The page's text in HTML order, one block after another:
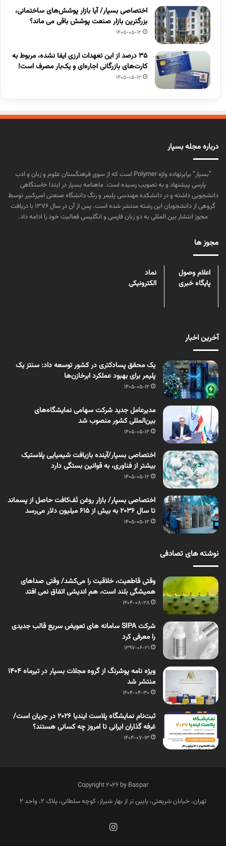
اختصاصی بسپار/ آیا بازار پوشش‌های ساختمانی،
بزرگترین بازار صنعت پوشش باقی می ماند؟
1405-05-12
۳۵ درصد از این تعهدات ارزی ایفا نشده، مربوط به
کارت‌های بازرگانی اجاره‌ای و یک‌بار مصرف است!
1405-05-12
درباره مجله بسپار
“بسپار” برابرنهاده واژه Polymer است که از سوی فرهنگستان علوم و زبان و ادب
پارسی پیشنهاد و به تصویب رسیده است. ماهنامه بسپار در ابتدا خاستگاهی
دانشجویی داشته و در دانشکده مهندسی پلیمر و رنگ دانشگاه صنعتی امیرکبیر توسط
گروهی از دانشجویان این رشته منتشر شده است. پس از آن در سال ۱۳۷۶ با دریافت
مجوز انتشار بین المللی به دو زبان فارسی و انگلیسی فعالیت خود را ادامه داد.
مجوز ها
اعلام وصول
پایگاه خبری
نماد
الکترونیکی
آخرین اخبار
یک محقق پسادکتری در کشور توسعه داد: سنتز یک
پلیمر برای بهبود عملکرد ابرخازن‌ها
1405-05-12
مدیرعامل جدید شرکت سهامی نمایشگاه‌های
بین‌المللی کشور منصوب شد
1405-05-12
اختصاصی بسپار/آینده بازیافت شیمیایی پلاستیک
بیشتر از فناوری، به قوانین بستگی دارد
1405-05-12
اختصاصی بسپار/ بازار روغن تَف‌کافت حاصل از پسماند
تا سال ۲۰۳۶ به بیش از ۶۱۵ میلیون دلار می‌رسد
1405-05-12
نوشته های تصادفی
وقتی قاطعیت، خلاقیت را می‌کشد/ وقتی صداهای
همیشگی بلند است، هم اندیشی اتفاق نمی افتد
1404-08-28
شرکت SIPA سامانه های تعویض سریع قالب جدیدی
را معرفی کرد
1397-06-21
ویژه نامه پوشرنگ از گروه مجلات بسپار در تیرماه 1404
منتشر شد
1404-04-30
ثبت‌نام نمایشگاه پلاست ایندیا 2026 در جریان است/
غرفه گذاران ایرانی تا امروز چه کسانی هستند؟
1404-07-13
Copyright 2026 by Baspar
تهران، خیابان شریعتی، پایین تر از بهار شیراز، کوچه سلطانی، پلاک 2، واحد 2